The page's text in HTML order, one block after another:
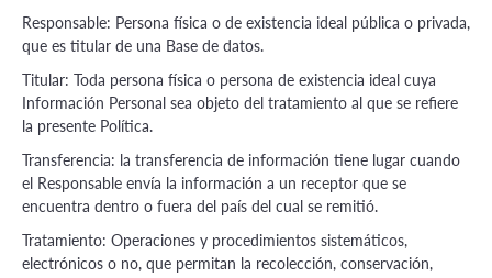
Responsable: Persona física o de existencia ideal pública o privada,
que es titular de una Base de datos.
Titular: Toda persona física o persona de existencia ideal cuya
Información Personal sea objeto del tratamiento al que se refiere
la presente Política.
Transferencia: la transferencia de información tiene lugar cuando
el Responsable envía la información a un receptor que se
encuentra dentro o fuera del país del cual se remitió.
Tratamiento: Operaciones y procedimientos sistemáticos,
electrónicos o no, que permitan la recolección, conservación,